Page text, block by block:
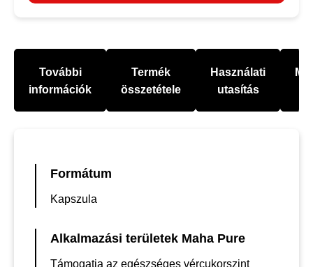
További
információk
Termék
összetétele
Használati
utasítás
Formátum
Kapszula
Alkalmazási területek Maha Pure
Támogatja az egészséges vércukorszint